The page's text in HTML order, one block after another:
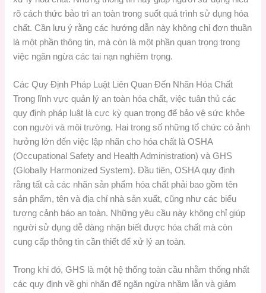
rõ cách thức bảo trì an toàn trong suốt quá trình sử dụng hóa
chất. Cần lưu ý rằng các hướng dẫn này không chỉ đơn thuần
là một phần thông tin, mà còn là một phần quan trọng trong
việc ngăn ngừa các tai nạn nghiêm trọng.
Các Quy Định Pháp Luật Liên Quan Đến Nhãn Hóa Chất
Trong lĩnh vực quản lý an toàn hóa chất, việc tuân thủ các
quy định pháp luật là cực kỳ quan trọng để bảo vệ sức khỏe
con người và môi trường. Hai trong số những tổ chức có ảnh
hưởng lớn đến việc lập nhãn cho hóa chất là OSHA
(Occupational Safety and Health Administration) và GHS
(Globally Harmonized System). Đầu tiên, OSHA quy định
rằng tất cả các nhãn sản phẩm hóa chất phải bao gồm tên
sản phẩm, tên và địa chỉ nhà sản xuất, cũng như các biểu
tượng cảnh báo an toàn. Những yêu cầu này không chỉ giúp
người sử dụng dễ dàng nhận biết được hóa chất mà còn
cung cấp thông tin cần thiết để xử lý an toàn.
Trong khi đó, GHS là một hệ thống toàn cầu nhằm thống nhất
các quy định về ghi nhãn để ngăn ngừa nhầm lẫn và giảm